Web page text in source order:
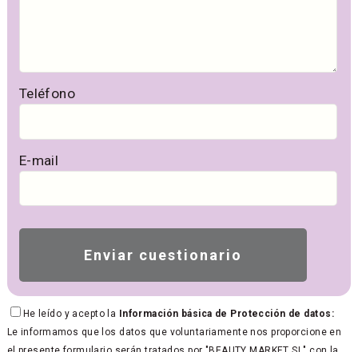
Teléfono
E-mail
He leído y acepto la Información básica de Protección de datos:
Le informamos que los datos que voluntariamente nos proporcione en